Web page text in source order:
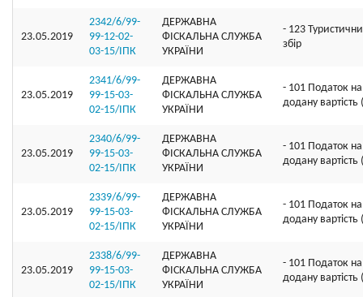
23.05.2019
2342/6/99-
99-12-02-
03-15/ІПК
ДЕРЖАВНА
ФІСКАЛЬНА СЛУЖБА
УКРАЇНИ
- 123
збір
23.05.2019
2341/6/99-
99-15-03-
02-15/ІПК
ДЕРЖАВНА
ФІСКАЛЬНА СЛУЖБА
УКРАЇНИ
- 101 Податок на
додану
23.05.2019
2340/6/99-
99-15-03-
02-15/ІПК
ДЕРЖАВНА
ФІСКАЛЬНА СЛУЖБА
УКРАЇНИ
- 101 Податок на
додану
23.05.2019
2339/6/99-
99-15-03-
02-15/ІПК
ДЕРЖАВНА
ФІСКАЛЬНА СЛУЖБА
УКРАЇНИ
- 101 Податок на
додану
23.05.2019
2338/6/99-
99-15-03-
02-15/ІПК
ДЕРЖАВНА
ФІСКАЛЬНА СЛУЖБА
УКРАЇНИ
- 101 Податок на
додану